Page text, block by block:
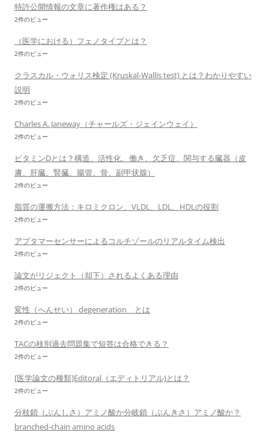
特許公開情報の文章に著作権はある？
2件のビュー
（医学における）フェノタイプとは？
2件のビュー
クラスカル・ウォリス検定 (Kruskal-Wallis test) とは？わかりやすい
説明
2件のビュー
Charles A. Janeway（チャールズ・ジェインウェイ）
2件のビュー
ビタミンDとは？構造、活性化、働き、欠乏症、関与する臓器（皮
膚、肝臓、腎臓、腸管、骨、副甲状腺）
2件のビュー
脂質の運搬方法：キロミクロン、VLDL、LDL、HDLの役割
2件のビュー
アプタマーセンサーによるコルチゾールのリアルタイム検出
2件のビュー
論文がリジェクト（却下）されるよくある理由
2件のビュー
変性（へんせい） degeneration とは
2件のビュー
TACの枝別過去問題集で短答は合格できる？
2件のビュー
[医学論文の種類]Editoral（エディトリアル)とは？
2件のビュー
分枝鎖（ぶんしさ）アミノ酸か分岐鎖（ぶんきさ）アミノ酸か？
branched-chain amino acids